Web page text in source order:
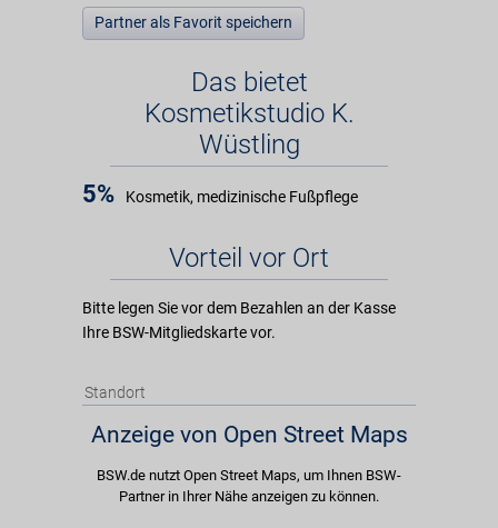
Partner als Favorit speichern
Das bietet
Kosmetikstudio K.
Wüstling
5% Kosmetik, medizinische Fußpflege
Vorteil vor Ort
Bitte legen Sie vor dem Bezahlen an der Kasse
Ihre BSW-Mitgliedskarte vor.
Standort
Anzeige von Open Street Maps
BSW.de nutzt Open Street Maps, um Ihnen BSW-
Partner in Ihrer Nähe anzeigen zu können.